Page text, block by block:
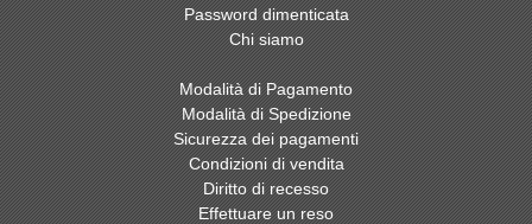
Password dimenticata
Chi siamo
Modalità di Pagamento
Modalità di Spedizione
Sicurezza dei pagamenti
Condizioni di vendita
Diritto di recesso
Effettuare un reso